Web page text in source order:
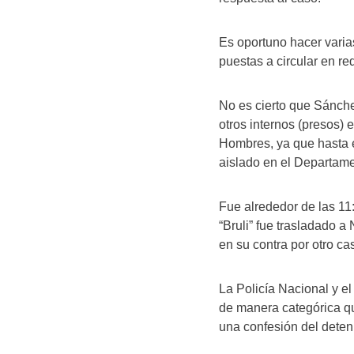
Es oportuno hacer
puestas a circular en
No es cierto que
otros internos (presos)
Hombres, ya que
aislado en el
Fue alrededor de las
“Bruli” fue trasladado
en su contra por otro
La Policía Nacional y
de manera categórica
una confesión del